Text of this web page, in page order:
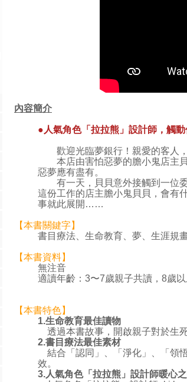
內容簡介
●人氣角色「拉拉熊」設計師，觸
歡迎光臨夢銀行！親愛的客人，
本店由害怕惡夢的膽小鬼店主貝
惡夢應有盡有。
有一天，貝貝意外接觸到一位委
這份工作的店主膽小鬼貝貝，會有
事就此展開……
【本書關鍵字】
書目療法、生命教育、夢、生涯規
【本書資料】
無注音
適讀年齡：3〜7歲親子共讀，8歲
【本書特色】
1.生命教育最佳讀物
透過本書故事，開啟親子對於生
2.書目療法最佳素材
結合「認同」、「淨化」、「領
效。
3.人氣角色「拉拉熊」設計師暖心